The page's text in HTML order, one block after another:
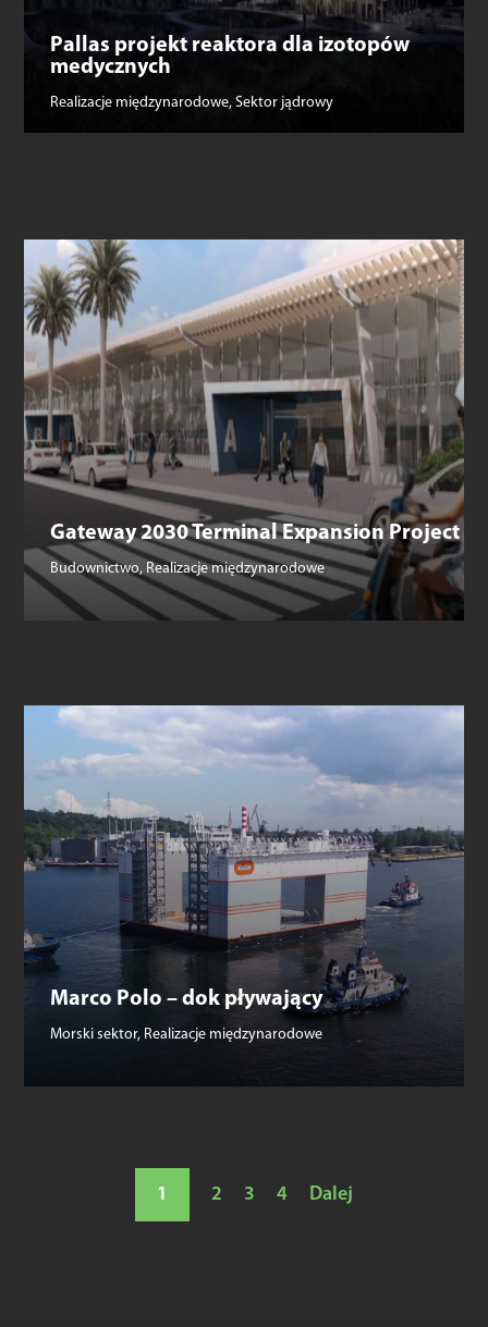
Pallas projekt reaktora dla izotopów
medycznych
Realizacje międzynarodowe,Sektor jądrowy
Gateway 2030 Terminal Expansion Project
Budownictwo, Realizacje międzynarodowe
Marco Polo – dok pływający
Morski sektor, Realizacje międzynarodowe
1 2 3 4 Dalej